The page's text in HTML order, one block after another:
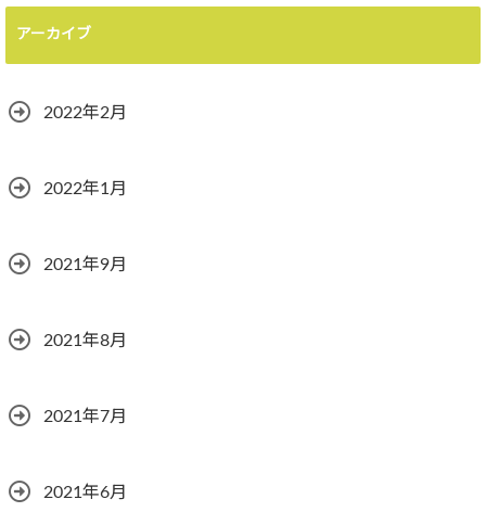
アーカイブ
2022年2月
2022年1月
2021年9月
2021年8月
2021年7月
2021年6月